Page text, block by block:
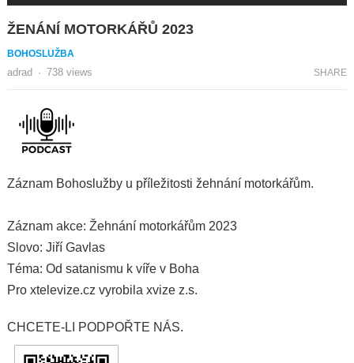
ŽENÁNÍ MOTORKÁŘŮ 2023
BOHOSLUŽBA
adrad · 738views SHARE
Záznam Bohoslužby u příležitosti žehnání motorkářům.
Záznam akce: Žehnání motorkářům 2023
Slovo: Jiří Gavlas
Téma: Od satanismu k víře v Boha
Pro xtelevize.cz vyrobila xvize z.s.
CHCETE-LI PODPOŘTE NÁS.